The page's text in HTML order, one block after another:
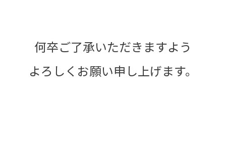
何卒ご了承いただきますよう
よろしくお願い申し上げます。